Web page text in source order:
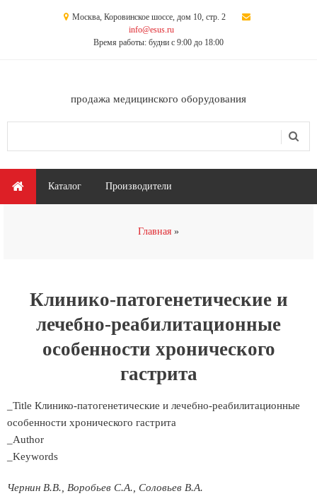
Москва, Коровинское шоссе, дом 10, стр. 2
info@esus.ru
Время работы: будни с 9:00 до 18:00
продажа медицинского оборудования
Главное меню
Каталог Производители
Главная
Клинико-патогенетические и
лечебно-реабилитационные
особенности хронического
гастрита
_Title Клинико-патогенетические и лечебно-реабилитационные
особенности хронического гастрита
_Author
_Keywords
Чернин В.В., Воробьев С.А., Соловьев В.А.